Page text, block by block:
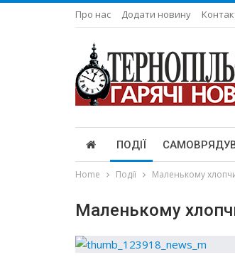
Про нас Додати новину
ПОДІЇ
Home Події Маленькому
Маленькому